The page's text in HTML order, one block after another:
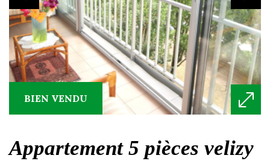
BIEN VENDU
appartement 5 pièces velizy